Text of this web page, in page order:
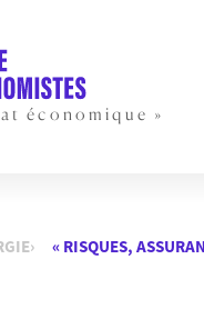
économique »
« RISQUES,